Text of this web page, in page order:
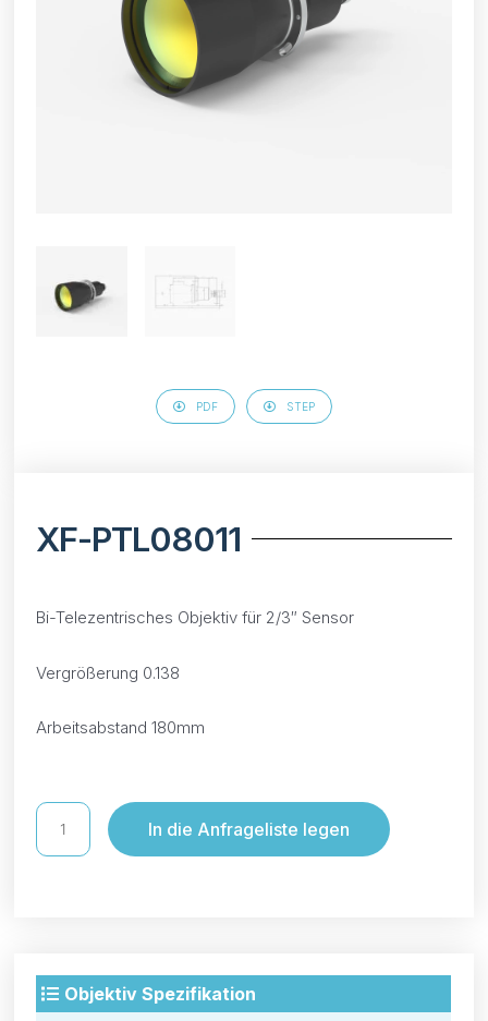
PDF STEP
XF-PTL08011
Bi-Telezentrisches Objektiv für 2/3″ Sensor
Vergrößerung 0.138
Arbeitsabstand 180mm
In die Anfrageliste legen
Objektiv Spezifikation